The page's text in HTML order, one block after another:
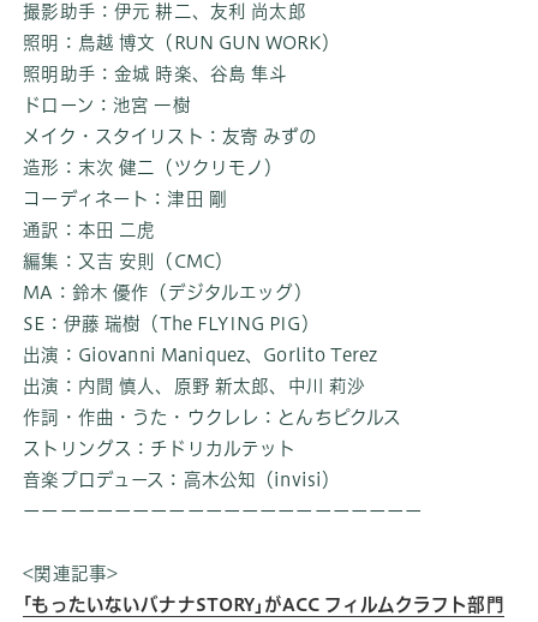
撮影助手：伊元 耕二、 友利 尚太郎
照明：鳥越 博文（RUN GUN WORK）
照明助手：金城 時楽、谷島 隼斗
ドローン：池宮 一樹
メイク・スタイリスト：友寄 みずの
造形：末次 健二（ツクリモノ）
コーディネート：津田 剛
通訳：本田 二虎
編集：又吉 安則（CMC）
MA：鈴木 優作（デジタルエッグ）
SE：伊藤 瑞樹（The FLYING PIG）
出演：Giovanni Maniquez、Gorlito Terez
出演：内間 慎⼈、 原野 新太郎、中川 莉沙
作詞・作曲・うた・ウクレレ：とんちピクルス
ストリングス：チドリカルテット
音楽プロデュース：高木公知（invisi）
ーーーーーーーーーーーーーーーーーーーーーー
<関連記事>
｢もったいないバナナSTORY｣がACC フィルムクラフト部門